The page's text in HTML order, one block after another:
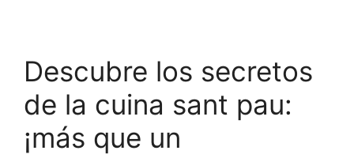
Descubre los secretos
de la cuina sant pau:
¡más que un